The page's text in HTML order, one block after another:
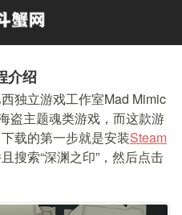
介绍
独立游戏工作室Mad Mimic
盗主题魂类游戏，而这款游
载的第一步就是安装Steam
搜索“深渊之印”，然后点击